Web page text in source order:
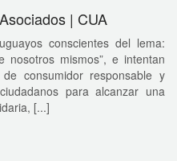
| CUA
conscientes del lema:
nosotros mismos”, e intentan
consumidor responsable y
para alcanzar una
[...]